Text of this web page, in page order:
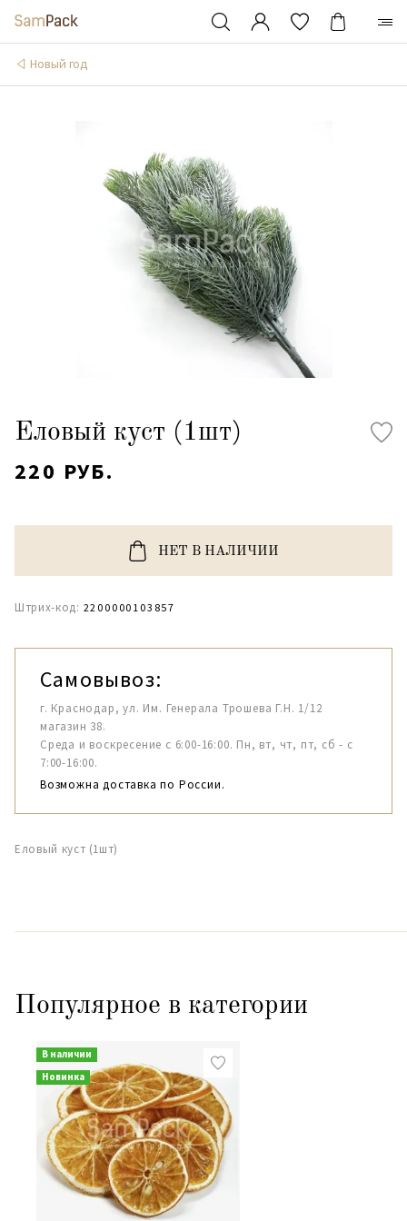
Новый год
Еловый куст (1шт)
220 РУБ.
НЕТ В НАЛИЧИИ
Штрих-код: 2200000103857
Самовывоз:
г. Краснодар, ул. Им. Генерала Трошева Г.Н. 1/12
магазин 38.
Среда и воскресение с 6:00-16:00. Пн, вт, чт, пт, сб - с
7:00-16:00.
Возможна доставка по России.
Еловый куст (1шт)
Популярное в категории
В наличии
Новинка